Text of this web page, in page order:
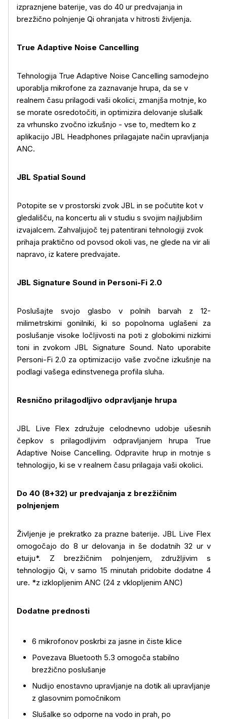
Več o izdelku
izpraznjene baterije, vas do 40 ur predvajanja in
brezžično polnjenje Qi ohranjata v hitrosti življenja.
True Adaptive Noise Cancelling
Tehnologija True Adaptive Noise Cancelling samodejno
uporablja mikrofone za zaznavanje hrupa, da se v
realnem času prilagodi vaši okolici, zmanjša motnje, ko
se morate osredotočiti, in optimizira delovanje slušalk
za vrhunsko zvočno izkušnjo - vse to, medtem ko z
aplikacijo JBL Headphones prilagajate način upravljanja
ANC.
JBL Spatial Sound
Potopite se v prostorski zvok JBL in se počutite kot v
gledališču, na koncertu ali v studiu s svojim najljubšim
izvajalcem. Zahvaljujoč tej patentirani tehnologiji zvok
prihaja praktično od povsod okoli vas, ne glede na vir ali
napravo, iz katere predvajate.
JBL Signature Sound in Personi-Fi 2.0
Poslušajte svojo glasbo v polnih barvah z 12-
milimetrskimi gonilniki, ki so popolnoma uglašeni za
poslušanje visoke ločljivosti na poti z globokimi nizkimi
toni in zvokom JBL Signature Sound. Nato uporabite
Personi-Fi 2.0 za optimizacijo vaše zvočne izkušnje na
podlagi vašega edinstvenega profila sluha.
Resnično prilagodljivo odpravljanje hrupa
JBL Live Flex združuje celodnevno udobje ušesnih
čepkov s prilagodljivim odpravljanjem hrupa True
Adaptive Noise Cancelling. Odpravite hrup in motnje s
tehnologijo, ki se v realnem času prilagaja vaši okolici.
Do 40 (8+32) ur predvajanja z brezžičnim
polnjenjem
Življenje je prekratko za prazne baterije. JBL Live Flex
omogočajo do 8 ur delovanja in še dodatnih 32 ur v
etuiju*. Z brezžičnim polnjenjem, združljivim s
tehnologijo Qi, v samo 15 minutah pridobite dodatne 4
ure. *z izklopljenim ANC (24 z vklopljenim ANC)
Dodatne prednosti
6 mikrofonov poskrbi za jasne in čiste klice
Povezava Bluetooth 5.3 omogoča stabilno
brezžično poslušanje
Nudijo enostavno upravljanje na dotik ali upravljanje
z glasovnim pomočnikom
Slušalke so odporne na vodo in prah, po